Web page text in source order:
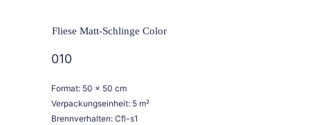
010
Format: 50 x 50 cm
Verpackungseinheit: 5 m²
Brennverhalten: Cfl-s1
Fliese Matt-Schlinge Color